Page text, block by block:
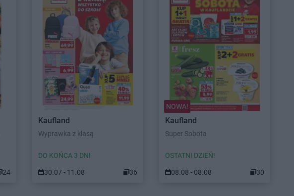
24
Kaufland
Wyprawka z klasą
DO KOŃCA 3 DNI
30.07 - 11.08 36
NOWA!
Kaufland
Super Sobota
OSTATNI DZIEŃ!
08.08 - 08.08 30